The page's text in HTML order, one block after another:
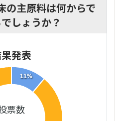
の主原料は何からで
しょうか？
発表
11%
票数